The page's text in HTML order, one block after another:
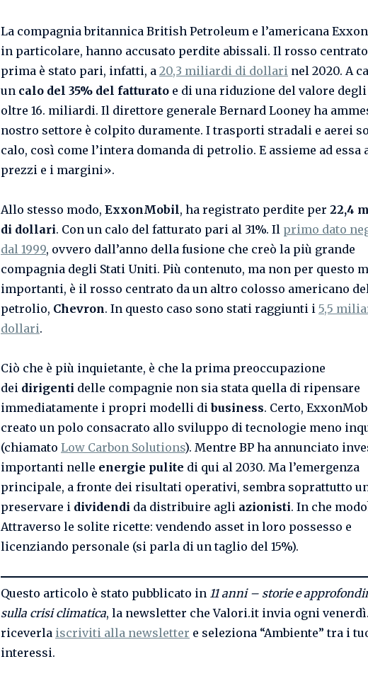
La compagnia britannica British Petroleum e l’americana
in particolare, hanno accusato perdite abissali. Il rosso
prima è stato pari, infatti, a 20,3 miliardi di dollari nel 2020. A
un calo del 35% del fatturato e di una riduzione del valore
oltre 16. miliardi. Il direttore generale Bernard Looney ha
nostro settore è colpito duramente. I trasporti stradali e aerei
calo, così come l’intera domanda di petrolio. E assieme ad essa
prezzi e i margini».
Allo stesso modo, ExxonMobil, ha registrato perdite per 22,4
di dollari. Con un calo del fatturato pari al 31%. Il primo dato
dal 1999, ovvero dall’anno della fusione che creò la più grande
compagnia degli Stati Uniti. Più contenuto, ma non per questo
importanti, è il rosso centrato da un altro colosso americano
petrolio, Chevron. In questo caso sono stati raggiunti i 5,5
dollari.
Ciò che è più inquietante, è che la prima preoccupazione
dei dirigenti delle compagnie non sia stata quella di ripensare
immediatamente i propri modelli dibusiness. Certo,
creato un polo consacrato allo sviluppo di tecnologie meno
(chiamato Low Carbon Solutions). Mentre BP ha annunciato
importanti nelle energie pulite di qui al 2030. Ma l’emergenza
principale, a fronte dei risultati operativi, sembra soprattutto
preservare i dividendi da distribuire agli azionisti. In che
Attraverso le solite ricette: vendendo asset in loro possesso e
licenziando personale (si parla di un taglio del 15%).
Questo articolo è stato pubblicato in 11 anni – storie e
sulla crisi climatica, la newsletter che Valori.it invia ogni
riceverla iscriviti alla newsletter e seleziona “Ambiente” tra i
interessi.